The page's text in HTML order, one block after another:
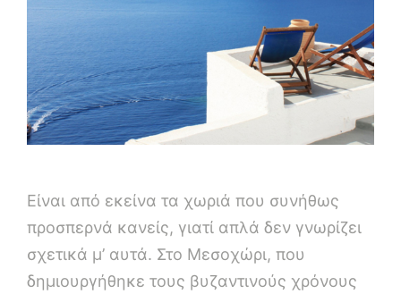
Είναι από εκείνα τα χωριά που συνήθως
προσπερνά κανείς, γιατί απλά δεν γνωρίζει
σχετικά μ’ αυτά. Στο Μεσοχώρι, που
δημιουργήθηκε τους βυζαντινούς χρόνους